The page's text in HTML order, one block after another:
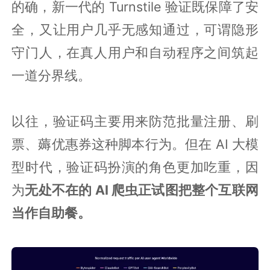
的确，新一代的 Turnstile 验证既保障了安
全，又让用户几乎无感知通过，可谓隐形
守门人，在真人用户和自动程序之间筑起
一道分界线。
以往，验证码主要用来防范批量注册、刷
票、薅优惠券这种脚本行为。但在 AI 大模
型时代，验证码扮演的角色更加吃重，因
为无处不在的 AI 爬虫正试图把整个互联网
当作自助餐。